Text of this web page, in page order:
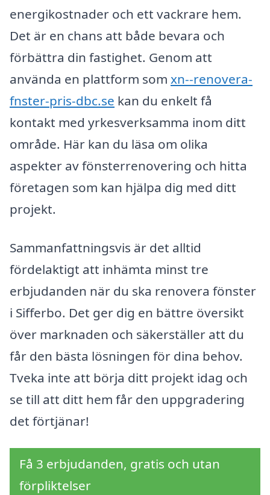
energikostnader och ett vackrare hem.
Det är en chans att både bevara och
förbättra din fastighet. Genom att
använda en plattform som xn--renovera-
fnster-pris-dbc.se kan du enkelt få
kontakt med yrkesverksamma inom ditt
område. Här kan du läsa om olika
aspekter av fönsterrenovering och hitta
företagen som kan hjälpa dig med ditt
projekt.
Sammanfattningsvis är det alltid
fördelaktigt att inhämta minst tre
erbjudanden när du ska renovera fönster
i Sifferbo. Det ger dig en bättre översikt
över marknaden och säkerställer att du
får den bästa lösningen för dina behov.
Tveka inte att börja ditt projekt idag och
se till att ditt hem får den uppgradering
det förtjänar!
Få 3 erbjudanden, gratis och utan
förpliktelser